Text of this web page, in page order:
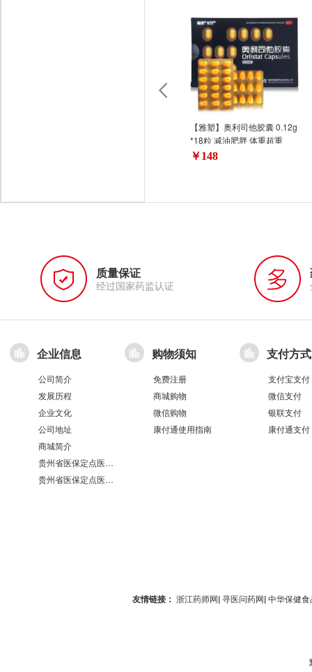
【雅塑】奥利司他胶囊 0.12g
*18粒 减油肥胖 体重超重
￥148
质量保证
经过国家药监认证
企业信息
公司简介
发展历程
企业文化
公司地址
商城简介
贵州省医保定点医疗机构医保服务情况表（第551分店）
贵州省医保定点医疗机构医保服务情况表（第100分店）
购物须知
免费注册
商城购物
微信购物
康付通使用指南
支付方式
支付宝支付
微信支付
银联支付
康付通支付
友情链接： 浙江药师网| 寻医问药网| 中华保健食